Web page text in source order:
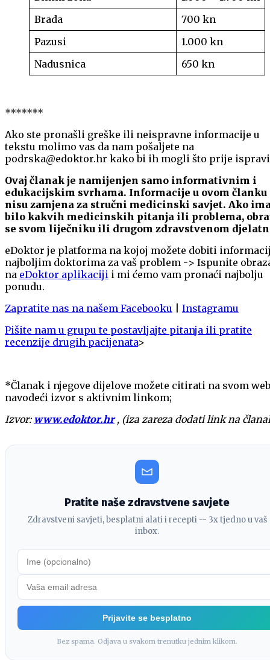
Brada
700 kn
Pazusi
1.000 kn
Nadusnica
650 kn
*******
Ako ste pronašli greške ili neispravne informacije u
tekstu molimo vas da nam pošaljete na
podrska@edoktor.hr kako bi ih mogli što prije
Ovaj članak je namijenjen samo informativnim i
edukacijskim svrhama. Informacije u ovom članku
nisu zamjena za stručni medicinski savjet. Ako
bilo kakvih medicinskih pitanja ili problema,
se svom liječniku ili drugom zdravstvenom
eDoktor je platforma na kojoj možete dobiti
najboljim doktorima za vaš problem -> Ispunite
na eDoktor aplikaciji i mi ćemo vam pronaći najbolju
ponudu.
Zapratite nas na našem Facebooku
Instagramu
Pišite nam u grupu te postavljajte pitanja ili pratite
recenzije drugih pacijenata>
*Članak i njegove dijelove možete citirati na svom
navodeći izvor s aktivnim linkom;
Izvor: www.edoktor.hr, (iza zareza dodati link na
Pratite naše zdravstvene savjete
Zdravstveni savjeti, besplatni alati i recepti -- 3x tjedno u vaš
inbox.
Prijavite se besplatno
Bez spama. Odjava u svakom trenutku jednim klikom.